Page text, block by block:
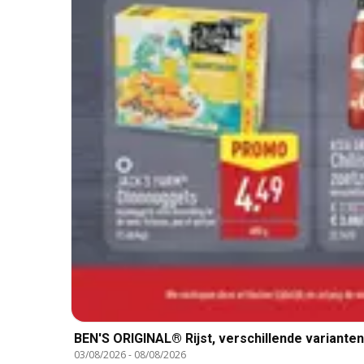
BEN'S ORIGINAL® Rijst, verschillende varianten
03/08/2026- 08/08/2026